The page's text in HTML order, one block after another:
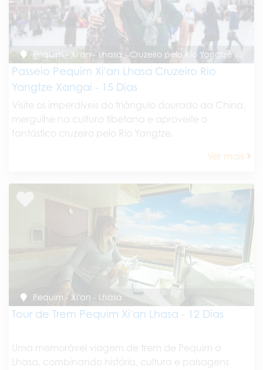
Pequim - Xi'an - Lhasa - Cruzeiro pelo Rio Yangtzé - Xangai
Passeio Pequim Xi'an Lhasa Cruzeiro Rio
Yangtze Xangai - 15 Dias
Visite os imperdíveis do triângulo dourado da China,
mergulhe na cultura tibetana e aproveite o
fantástico cruzeiro pelo Rio Yangtze.
Ver mais
Pequim - Xi'an - Lhasa
Tour de Trem Pequim Xi'an Lhasa - 12 Dias
Uma memorável viagem de trem de Pequim a
Lhasa, combinando história, cultura e paisagens